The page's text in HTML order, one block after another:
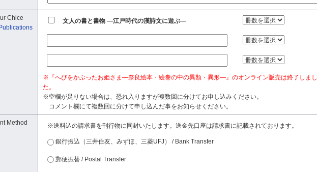
Chice
文人の書と書物 ―江戸時代の漢詩文に遊ぶ―
※『へびをかぶったお姫さま―奈良絵本・絵巻の中の異類・異形―』のオンライン販売は終了しまし
た。
※空欄が足りない場合は、恐れ入りますが複数回に分けてお申し込みください。
コメント欄にて複数回に分けて申し込んだ事をお知らせください。
Method ※送料込の請求書を刊行物に同封いたします。送金先口座は請求書に記載されております。
銀行振込（三井住友、みずほ、三菱UFJ） / Bank Transfer
郵便振替 / Postal Transfer